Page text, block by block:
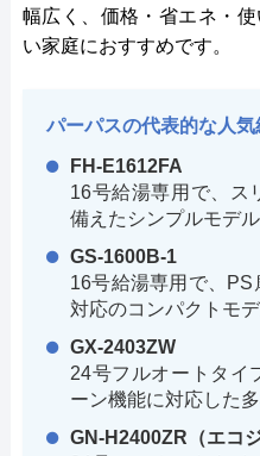
幅広く、価格・省エネ・
い家庭におすすめです。
パーパスの代表的な人
FH-E1612FA
16号給湯専用で、ス
備えたシンプルモデル
GS-1600B-1
16号給湯専用で、PS
対応のコンパクトモデ
GX-2403ZW
24号フルオートタイ
ーン機能に対応した多
GN-H2400ZR（エコ